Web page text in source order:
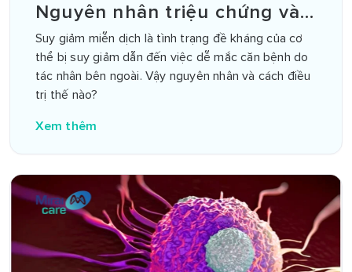
Nguyên nhân triệu chứng và
cách điều trị
Suy giảm miễn dịch là tình trạng đề kháng của cơ
thể bị suy giảm dẫn đến việc dễ mắc căn bệnh do
tác nhân bên ngoài. Vậy nguyên nhân và cách điều
trị thế nào?
Xem thêm